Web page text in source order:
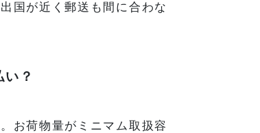
国が近く郵送も間に合わな
？
お荷物量がミニマム取扱容